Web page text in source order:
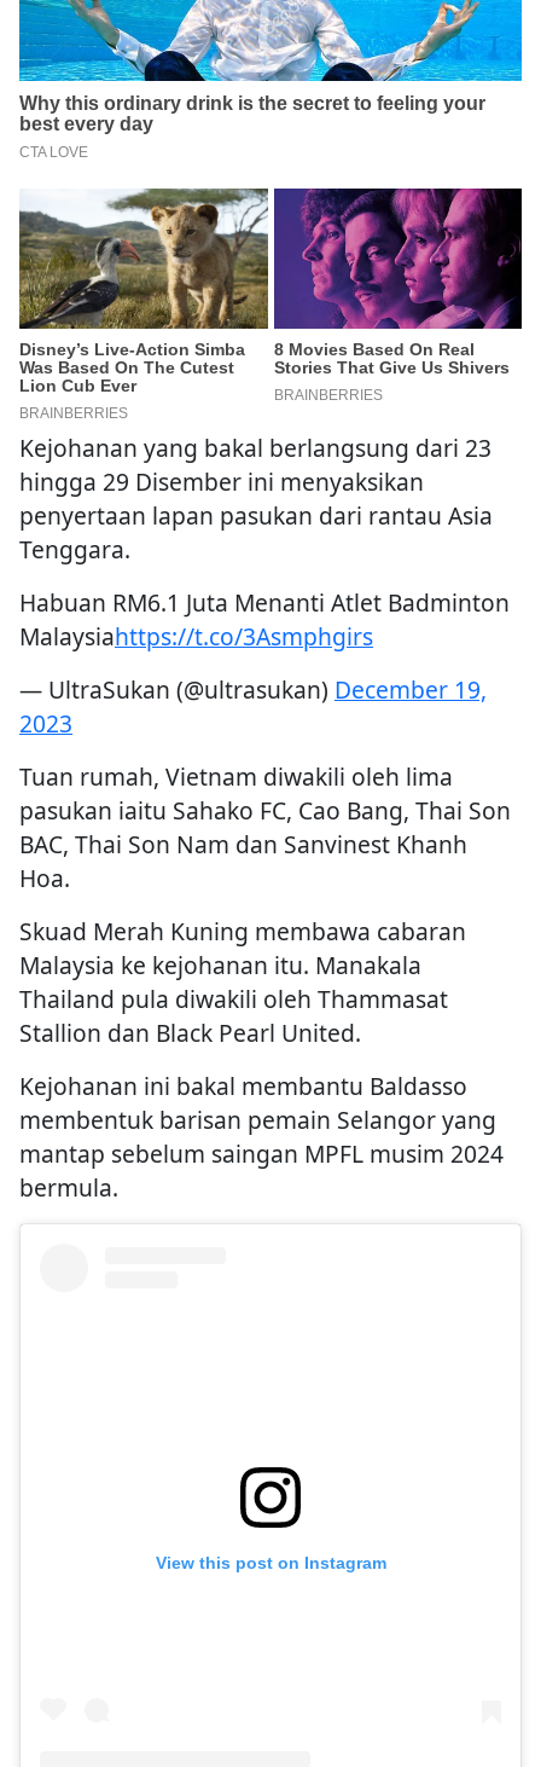
Kejohanan yang bakal berlangsung dari 23
hingga 29 Disember ini menyaksikan
penyertaan lapan pasukan dari rantau Asia
Tenggara.
Habuan RM6.1 Juta Menanti Atlet Badminton
Malaysiahttps://t.co/3Asmphgirs
— UltraSukan (@ultrasukan) December 19,
2023
Tuan rumah, Vietnam diwakili oleh lima
pasukan iaitu Sahako FC, Cao Bang, Thai Son
BAC, Thai Son Nam dan Sanvinest Khanh
Hoa.
Skuad Merah Kuning membawa cabaran
Malaysia ke kejohanan itu. Manakala
Thailand pula diwakili oleh Thammasat
Stallion dan Black Pearl United.
Kejohanan ini bakal membantu Baldasso
membentuk barisan pemain Selangor yang
mantap sebelum saingan MPFL musim 2024
bermula.
View this post on Instagram